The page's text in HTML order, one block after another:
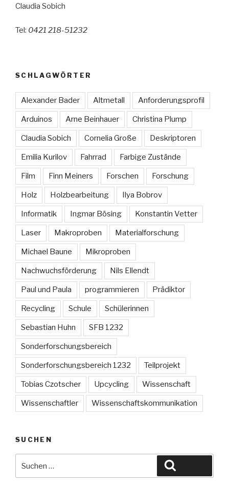
Claudia Sobich
Tel: 0421 218-51232
SCHLAGWÖRTER
Alexander Bader Altmetall Anforderungsprofil
Arduinos Arne Beinhauer Christina Plump
Claudia Sobich Cornelia Große Deskriptoren
Emilia Kurilov Fahrrad Farbige Zustände
Film Finn Meiners Forschen Forschung
Holz Holzbearbeitung Ilya Bobrov
Informatik Ingmar Bösing Konstantin Vetter
Laser Makroproben Materialforschung
Michael Baune Mikroproben
Nachwuchsförderung Nils Ellendt
Paul und Paula programmieren Prädiktor
Recycling Schule Schülerinnen
Sebastian Huhn SFB 1232
Sonderforschungsbereich
Sonderforschungsbereich 1232 Teilprojekt
Tobias Czotscher Upcycling Wissenschaft
Wissenschaftler Wissenschaftskommunikation
SUCHEN